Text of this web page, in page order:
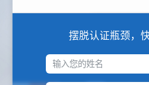
摆脱认证瓶颈，
输入您的姓名